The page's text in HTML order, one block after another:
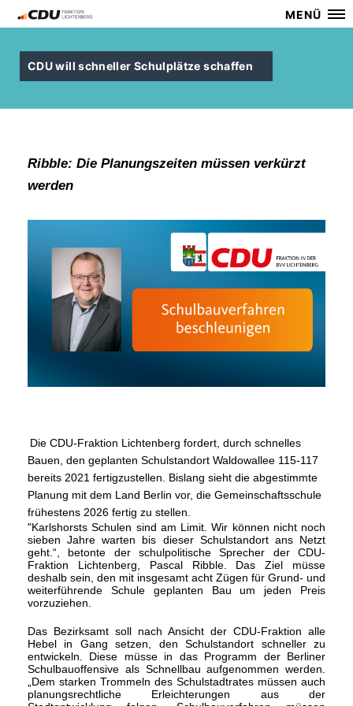
MENÜ
CDU will schneller Schulplätze schaffen
Ribble: Die Planungszeiten müssen verkürzt
werden
Die CDU-Fraktion Lichtenberg fordert, durch schnelles
Bauen, den geplanten Schulstandort Waldowallee 115-117
bereits 2021 fertigzustellen. Bislang sieht die abgestimmte
Planung mit dem Land Berlin vor, die Gemeinschaftsschule
frühestens 2026 fertig zu stellen.
"Karlshorsts Schulen sind am Limit. Wir können nicht noch
sieben Jahre warten bis dieser Schulstandort ans Netzt
geht.“, betonte der schulpolitische Sprecher der CDU-
Fraktion Lichtenberg, Pascal Ribble. Das Ziel müsse
deshalb sein, den mit insgesamt acht Zügen für Grund- und
weiterführende Schule geplanten Bau um jeden Preis
vorzuziehen.
Das Bezirksamt soll nach Ansicht der CDU-Fraktion alle
Hebel in Gang setzen, den Schulstandort schneller zu
entwickeln. Diese müsse in das Programm der Berliner
Schulbauoffensive als Schnellbau aufgenommen werden.
Dem starken Trommeln des Schulstadtrates müssen auch
planungsrechtliche Erleichterungen aus der